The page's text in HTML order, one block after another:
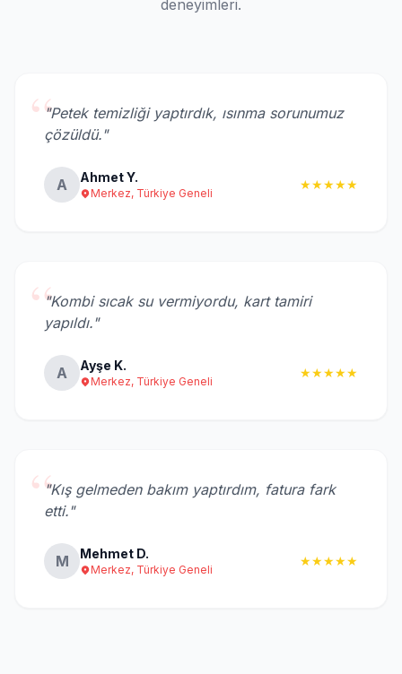
deneyimleri.
“"Petek temizliği yaptırdık, ısınma sorunumuz
çözüldü."
A Ahmet Y.
Merkez, Türkiye Geneli
★★★★★
“"Kombi sıcak su vermiyordu, kart tamiri
yapıldı."
A Ayşe K.
Merkez, Türkiye Geneli
★★★★★
“"Kış gelmeden bakım yaptırdım, fatura fark
etti."
M Mehmet D.
Merkez, Türkiye Geneli
★★★★★